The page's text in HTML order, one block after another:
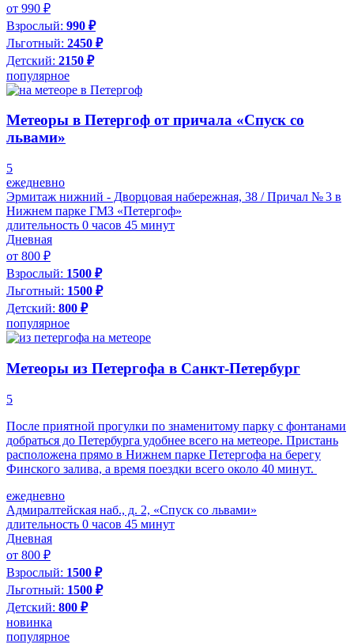
от 990 ₽
Взрослый: 990 ₽
Льготный: 2450 ₽
Детский: 2150 ₽
популярное
Метеоры в Петергоф от причала «Спуск со
львами»
5
ежедневно
Эрмитаж нижний - Дворцовая набережная, 38 / Причал № 3 в
Нижнем парке ГМЗ «Петергоф»
длительность 0 часов 45 минут
Дневная
от 800 ₽
Взрослый: 1500 ₽
Льготный: 1500 ₽
Детский: 800 ₽
популярное
Метеоры из Петергофа в Санкт-Петербург
5
После приятной прогулки по знаменитому парку с фонтанами
добраться до Петербурга удобнее всего на метеоре. Пристань
расположена прямо в Нижнем парке Петергофа на берегу
Финского залива, а время поездки всего около 40 минут.
ежедневно
Адмиралтейская наб., д. 2, «Спуск со львами»
длительность 0 часов 45 минут
Дневная
от 800 ₽
Взрослый: 1500 ₽
Льготный: 1500 ₽
Детский: 800 ₽
новинка
популярное